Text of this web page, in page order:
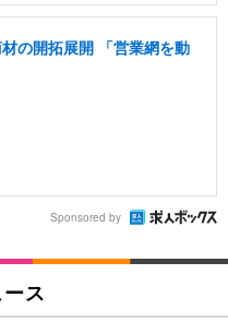
の開拓展開 「営業網を動
Sponsored by
ス